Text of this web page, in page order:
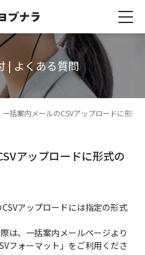
| よくある質問
一括案内メールのCSVアップロードに形式
アップロードに形式の
アップロードには指定の形式
は、一括案内メールページより
フォーマット」をご利用くださ